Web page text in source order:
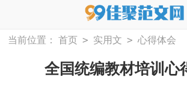
当前位置： 首页 > 实用文 > 心得体会
全国统编教材培训心